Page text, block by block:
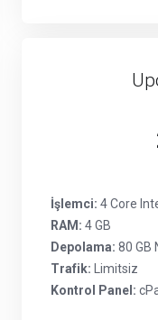
İşlemci: 4 Core
RAM: 4 GB
Depolama: 80 GB
Trafik: Limitsiz
Kontrol Panel: